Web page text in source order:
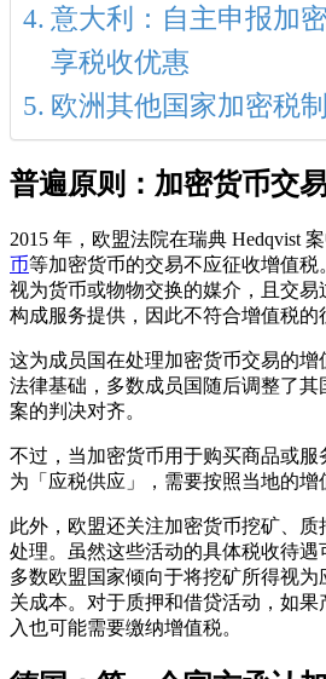
意大利：自主申报加
享税收优惠
欧洲其他国家加密税
普遍原则：加密货币交
2015 年，欧盟法院在瑞典 Hedqvist
币等加密货币的交易不应征收增值
视为货币或物物交换的媒介，且交
构成服务提供，因此不符合增值税的
这为成员国在处理加密货币交易的
法律基础，多数成员国随后调整了其
案的判决对齐。
不过，当加密货币用于购买商品或
为「应税供应」，需要按照当地的增
此外，欧盟还关注加密货币挖矿、
处理。虽然这些活动的具体税收待
多数欧盟国家倾向于将挖矿所得视
关成本。对于质押和借贷活动，如
入也可能需要缴纳增值税。